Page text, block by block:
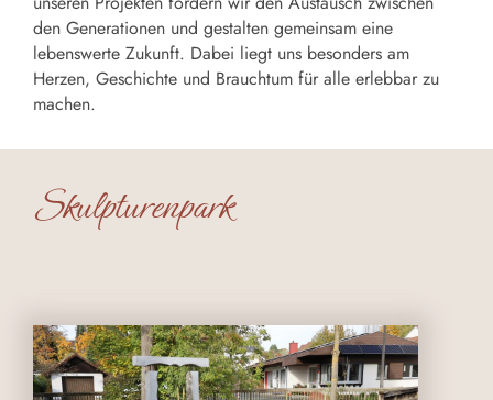
den Generationen und gestalten gemeinsam eine
lebenswerte Zukunft. Dabei liegt uns besonders am
Herzen, Geschichte und Brauchtum für alle erlebbar zu
machen.
Skulpturenpark